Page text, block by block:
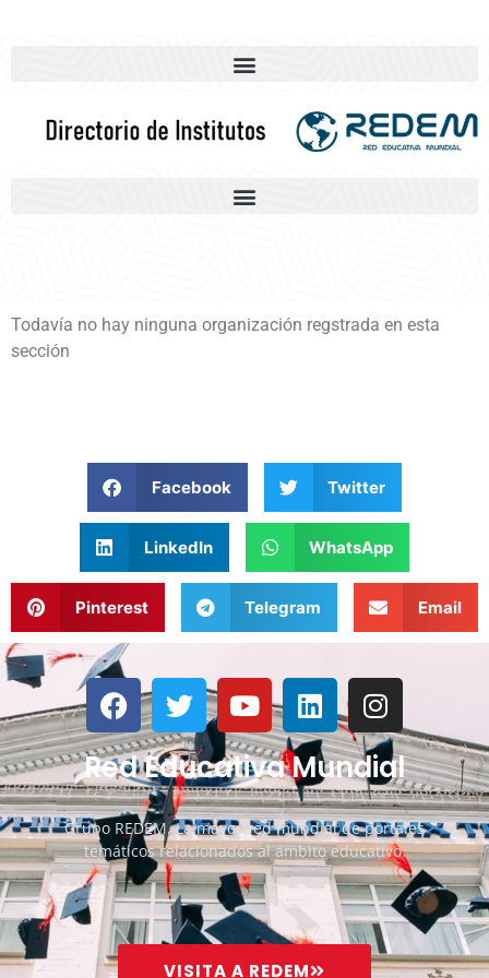
Todavía no hay ninguna organización regstrada en esta
sección
Facebook Twitter
LinkedIn WhatsApp
Pinterest Telegram Email
Red Educativa Mundial
Grupo REDEM. La mayor red mundial de portales
temáticos relacionados al ámbito educativo.
VISITA A REDEM